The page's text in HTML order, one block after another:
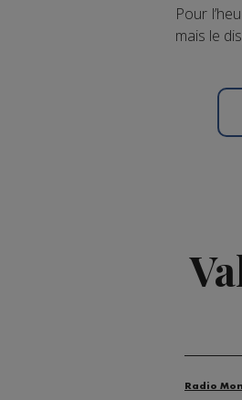
Pour
mais le
Radio